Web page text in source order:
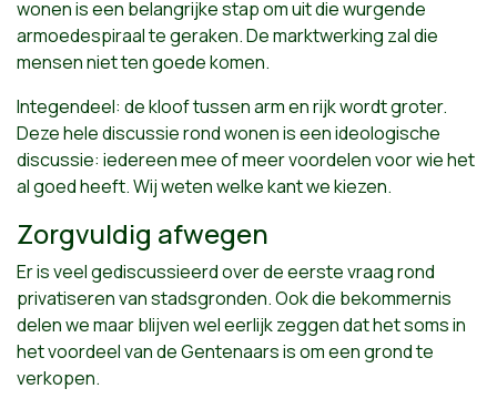
wonen is een belangrijke stap om uit die wurgende
armoedespiraal te geraken. De marktwerking zal die
mensen niet ten goede komen.
Integendeel: de kloof tussen arm en rijk wordt groter.
Deze hele discussie rond wonen is een ideologische
discussie: iedereen mee of meer voordelen voor wie het
al goed heeft. Wij weten welke kant we kiezen.
Zorgvuldig afwegen
Er is veel gediscussieerd over de eerste vraag rond
privatiseren van stadsgronden. Ook die bekommernis
delen we maar blijven wel eerlijk zeggen dat het soms in
het voordeel van de Gentenaars is om een grond te
verkopen.